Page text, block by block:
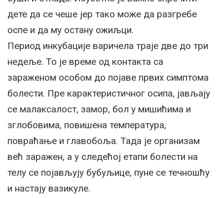
дете да се чеше јер тако може да разгребе
оспе и да му остану ожиљци.
Период инкубације варичела траје две до три
недеље. То је време од контакта са
зараженом особом до појаве првих симптома
болести. Пре карактеристичног осипа, јављају
се малаксалост, замор, бол у мишићима и
зглобовима, повишена температура,
повраћање и главобоља. Тада је организам
већ заражен, а у следећој етапи болести на
телу се појављују бубуљице, пуне се течношћу
и настају вазикуле.